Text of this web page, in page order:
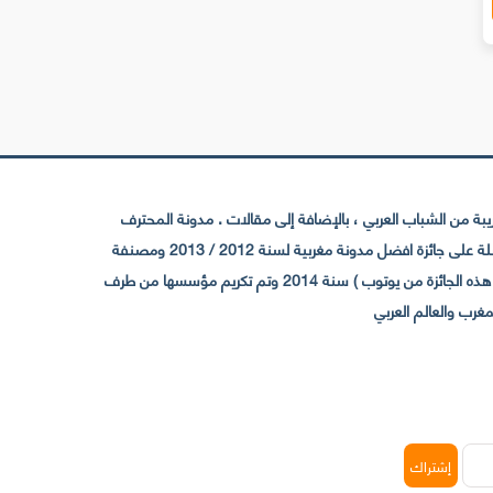
الشباب العربي ، بالإضافة إلى مقالات . مدونة المحترف
تأسست سنة 2009 حيث تستقطب الآن عدد كبير من الزوار من كافة ربوع الوطن العربي ، حيث ان مقرها الرئيسي بالمغرب و مديرها امين رغيب ،حاصلة على جائزة افضل مدونة مغربية لسنة 2012 / 2013 ومصنفة
ضمن افضل 10 مدونات عربية حسب المركز الدولي للصحفيين ICFJ سنة 2013 وحاصلة على الجائزة الفضية من يوتوب (اول قناة مغربية تحصل على هذه الجائزة من يوتوب ) سنة 2014 وتم تكريم مؤسسها من طرف